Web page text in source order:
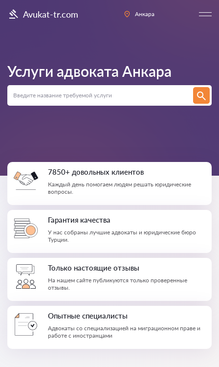
Avukat-tr.com Анкара
Услуги адвоката Анкара
7850+ довольных клиентов
Каждый день помогаем людям решать юридические
вопросы.
Гарантия качества
У нас собраны лучшие адвокаты и юридические бюро
Турции.
Только настоящие отзывы
На нашем сайте публикуются только проверенные
отзывы.
Опытные специалисты
Адвокаты со специализацией на миграционном праве и
работе с иностранцами